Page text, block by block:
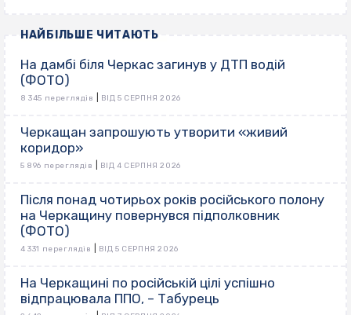
НАЙБІЛЬШЕ ЧИТАЮТЬ
На дамбі біля Черкас загинув у ДТП водій
(ФОТО)
8 345 переглядів ВІД 5 СЕРПНЯ 2026
Черкащан запрошують утворити «живий
коридор»
5 896 переглядів ВІД 4 СЕРПНЯ 2026
Після понад чотирьох років російського полону
на Черкащину повернувся підполковник
(ФОТО)
4 331 переглядів ВІД 5 СЕРПНЯ 2026
На Черкащині по російській цілі успішно
відпрацювала ППО, – Табурець